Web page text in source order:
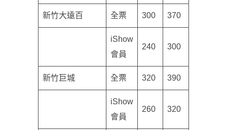
新竹大遠百 全票 300 370
iShow
會員
240 300
新竹巨城 全票 320 390
iShow
會員
260 320